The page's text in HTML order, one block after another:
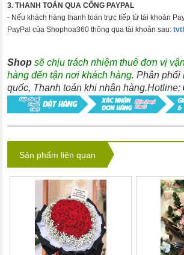
3. THANH TOÁN QUA CỔNG PAYPAL
- Nếu khách hàng thanh toán trực tiếp từ tài khoản
PayPal của Shophoa360 thông qua tài khoản sau:
Shop sẽ chịu trách nhiệm thuê đơn vị
hàng đến tận nơi khách hàng. Phân phối
quốc, Thanh toán khi nhận hàng.Hotline:
Sản phẩm liên quan